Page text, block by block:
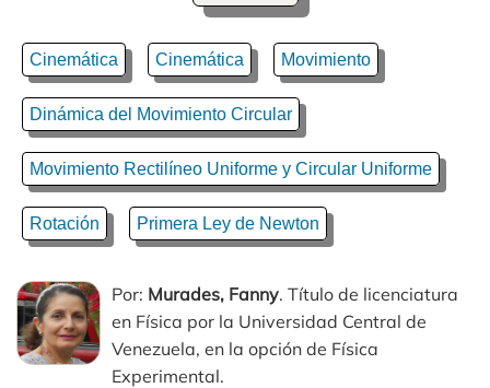
Cinemática Cinemática Movimiento
Dinámica del Movimiento Circular
Movimiento Rectilíneo Uniforme y Circular Uniforme
Rotación Primera Ley de Newton
Por: Murades, Fanny. Título de licenciatura
en Física por la Universidad Central de
Venezuela, en la opción de Física
Experimental.